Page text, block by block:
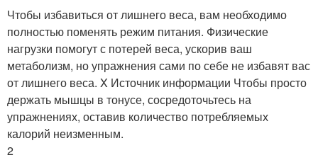
Чтобы избавиться от лишнего веса, вам необходимо
полностью поменять режим питания. Физические
нагрузки помогут с потерей веса, ускорив ваш
метаболизм, но упражнения сами по себе не избавят вас
от лишнего веса. X Источник информации Чтобы просто
держать мышцы в тонусе, сосредоточьтесь на
упражнениях, оставив количество потребляемых
калорий неизменным.
2